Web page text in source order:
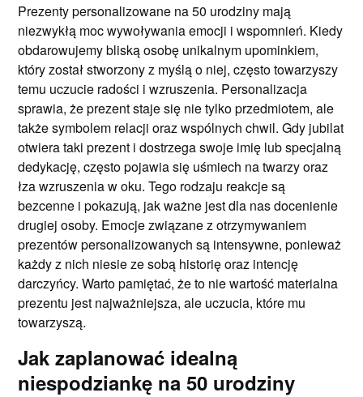
Prezenty personalizowane na 50 urodziny mają
niezwykłą moc wywoływania emocji i wspomnień. Kiedy
obdarowujemy bliską osobę unikalnym upominkiem,
który został stworzony z myślą o niej, często towarzyszy
temu uczucie radości i wzruszenia. Personalizacja
sprawia, że prezent staje się nie tylko przedmiotem, ale
także symbolem relacji oraz wspólnych chwil. Gdy jubilat
otwiera taki prezent i dostrzega swoje imię lub specjalną
dedykację, często pojawia się uśmiech na twarzy oraz
łza wzruszenia w oku. Tego rodzaju reakcje są
bezcenne i pokazują, jak ważne jest dla nas docenienie
drugiej osoby. Emocje związane z otrzymywaniem
prezentów personalizowanych są intensywne, ponieważ
każdy z nich niesie ze sobą historię oraz intencję
darczyńcy. Warto pamiętać, że to nie wartość materialna
prezentu jest najważniejsza, ale uczucia, które mu
towarzyszą.
Jak zaplanować idealną
niespodziankę na 50 urodziny